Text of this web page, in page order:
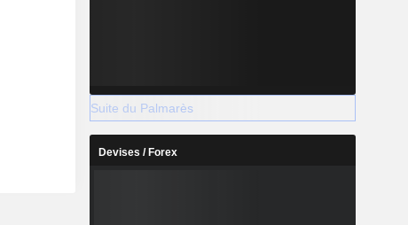
Suite du Palmarès
Devises / Forex